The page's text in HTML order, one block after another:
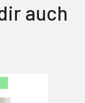
auch